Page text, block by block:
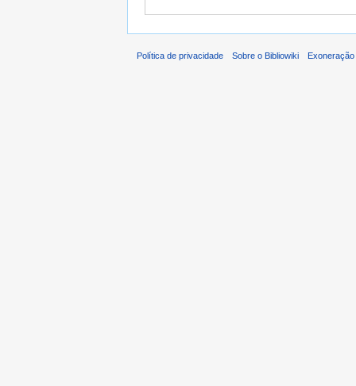
Política de privacidade Sobre o Bibliowiki